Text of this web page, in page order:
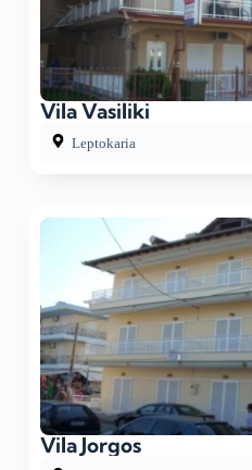
Vila Vasiliki
Leptokaria
Vila Jorgos